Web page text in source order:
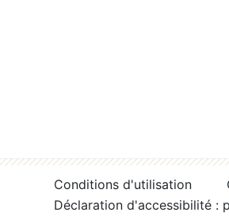
Conditions d'utilisation
Déclaration d'accessibilité :